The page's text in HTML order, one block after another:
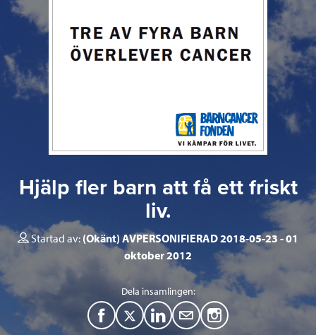
Hjälp fler barn att få ett friskt
liv.
Startad av: (Okänt) AVPERSONIFIERAD 2018-05-23 01
oktober 2012
Dela insamlingen:
F
T
L
M